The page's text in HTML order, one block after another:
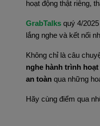
hoạt động thật riêng,
GrabTalks quý 4/
lắng nghe và kết nối
Không chỉ là câu
nghe hành trình
an toàn qua những
Hãy cùng điểm qua